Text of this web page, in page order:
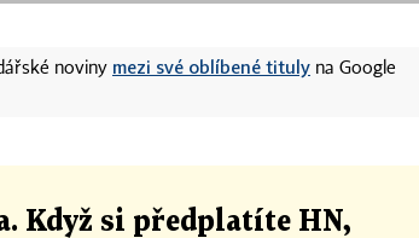
noviny mezi své oblíbené tituly na Google
Když si předplatíte HN,